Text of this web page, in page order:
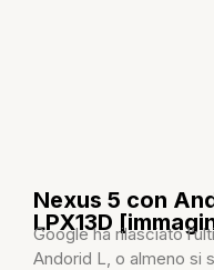
Nexus 5 con
LPX13D
Google ha rilasciato
Andorid L, o almeno si